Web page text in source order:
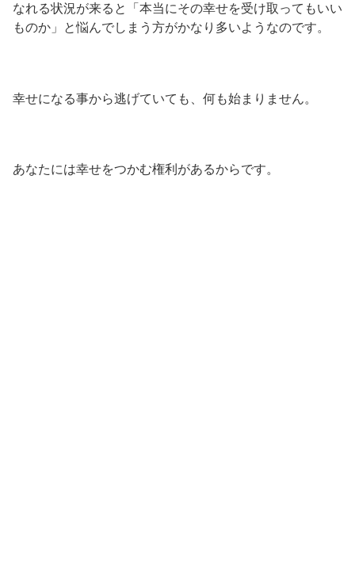
なれる状況が来ると「本当にその幸せを受け取ってもいい
ものか」と悩んでしまう方がかなり多いようなのです。
幸せになる事から逃げていても、何も始まりません。
あなたには幸せをつかむ権利があるからです。